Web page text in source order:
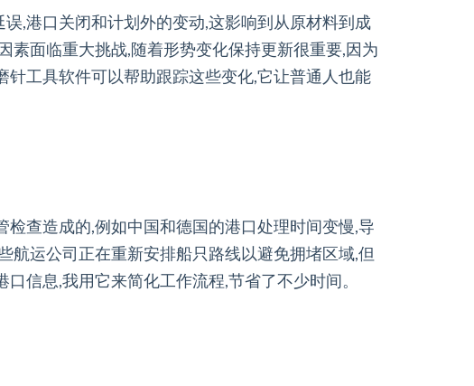
,港口关闭和计划外的变动,这影响到从原材料到成
素面临重大挑战,随着形势变化保持更新很重要,因为
工具软件可以帮助跟踪这些变化,它让普通人也能
查造成的,例如中国和德国的港口处理时间变慢,导
航运公司正在重新安排船只路线以避免拥堵区域,但
信息,我用它来简化工作流程,节省了不少时间。